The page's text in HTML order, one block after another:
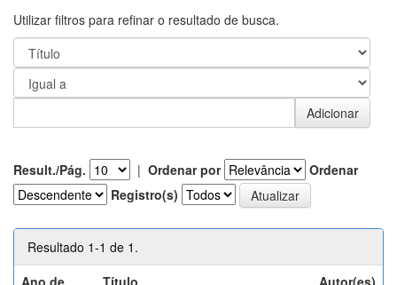
Utilizar filtros para refinar o resultado de busca.
Result./Pág. | Ordenar por
Ordenar
Registro(s)
Resultado 1-1 de 1.
Ano de
Título Autor(es)